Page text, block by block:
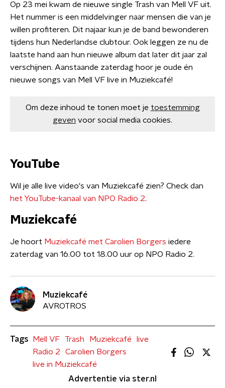
Op 23 mei kwam de nieuwe single Trash van Mell VF uit.
Het nummer is een middelvinger naar mensen die van je
willen profiteren. Dit najaar kun je de band bewonderen
tijdens hun Nederlandse clubtour. Ook leggen ze nu de
laatste hand aan hun nieuwe album dat later dit jaar zal
verschijnen. Aanstaande zaterdag hoor je oude én
nieuwe songs van Mell VF live in Muziekcafé!
Om deze inhoud te tonen moet je toestemming
geven voor social media cookies.
YouTube
Wil je alle live video's van Muziekcafé zien? Check dan
het YouTube-kanaal van NPO Radio 2.
Muziekcafé
Je hoort Muziekcafé met Carolien Borgers iedere
zaterdag van 16.00 tot 18.00 uur op NPO Radio 2.
Muziekcafé
AVROTROS
Tags Mell VF Trash Muziekcafé
live
Radio 2
Carolien Borgers
live in Muziekcafé
Advertentie via ster.nl